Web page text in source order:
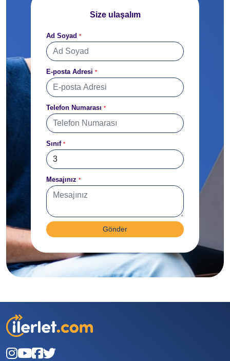
Size ulaşalım
Ad Soyad *
E-posta Adresi *
Telefon Numarası *
Sınıf *
Mesajınız *
Gönder